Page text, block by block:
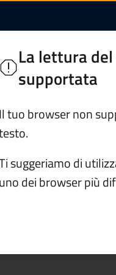
Servizi
/ Consegnare le
La lettura
supportata
Il tuo browser non
suggeriamo di
uno dei browser più